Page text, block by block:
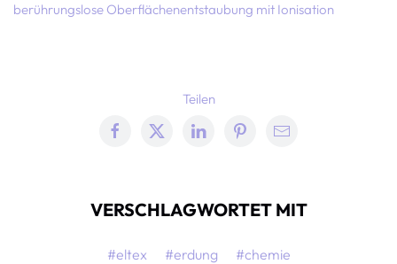
berührungslose Oberflächenentstaubung mit Ionisation
Teilen
VERSCHLAGWORTET MIT
#eltex #erdung #chemie